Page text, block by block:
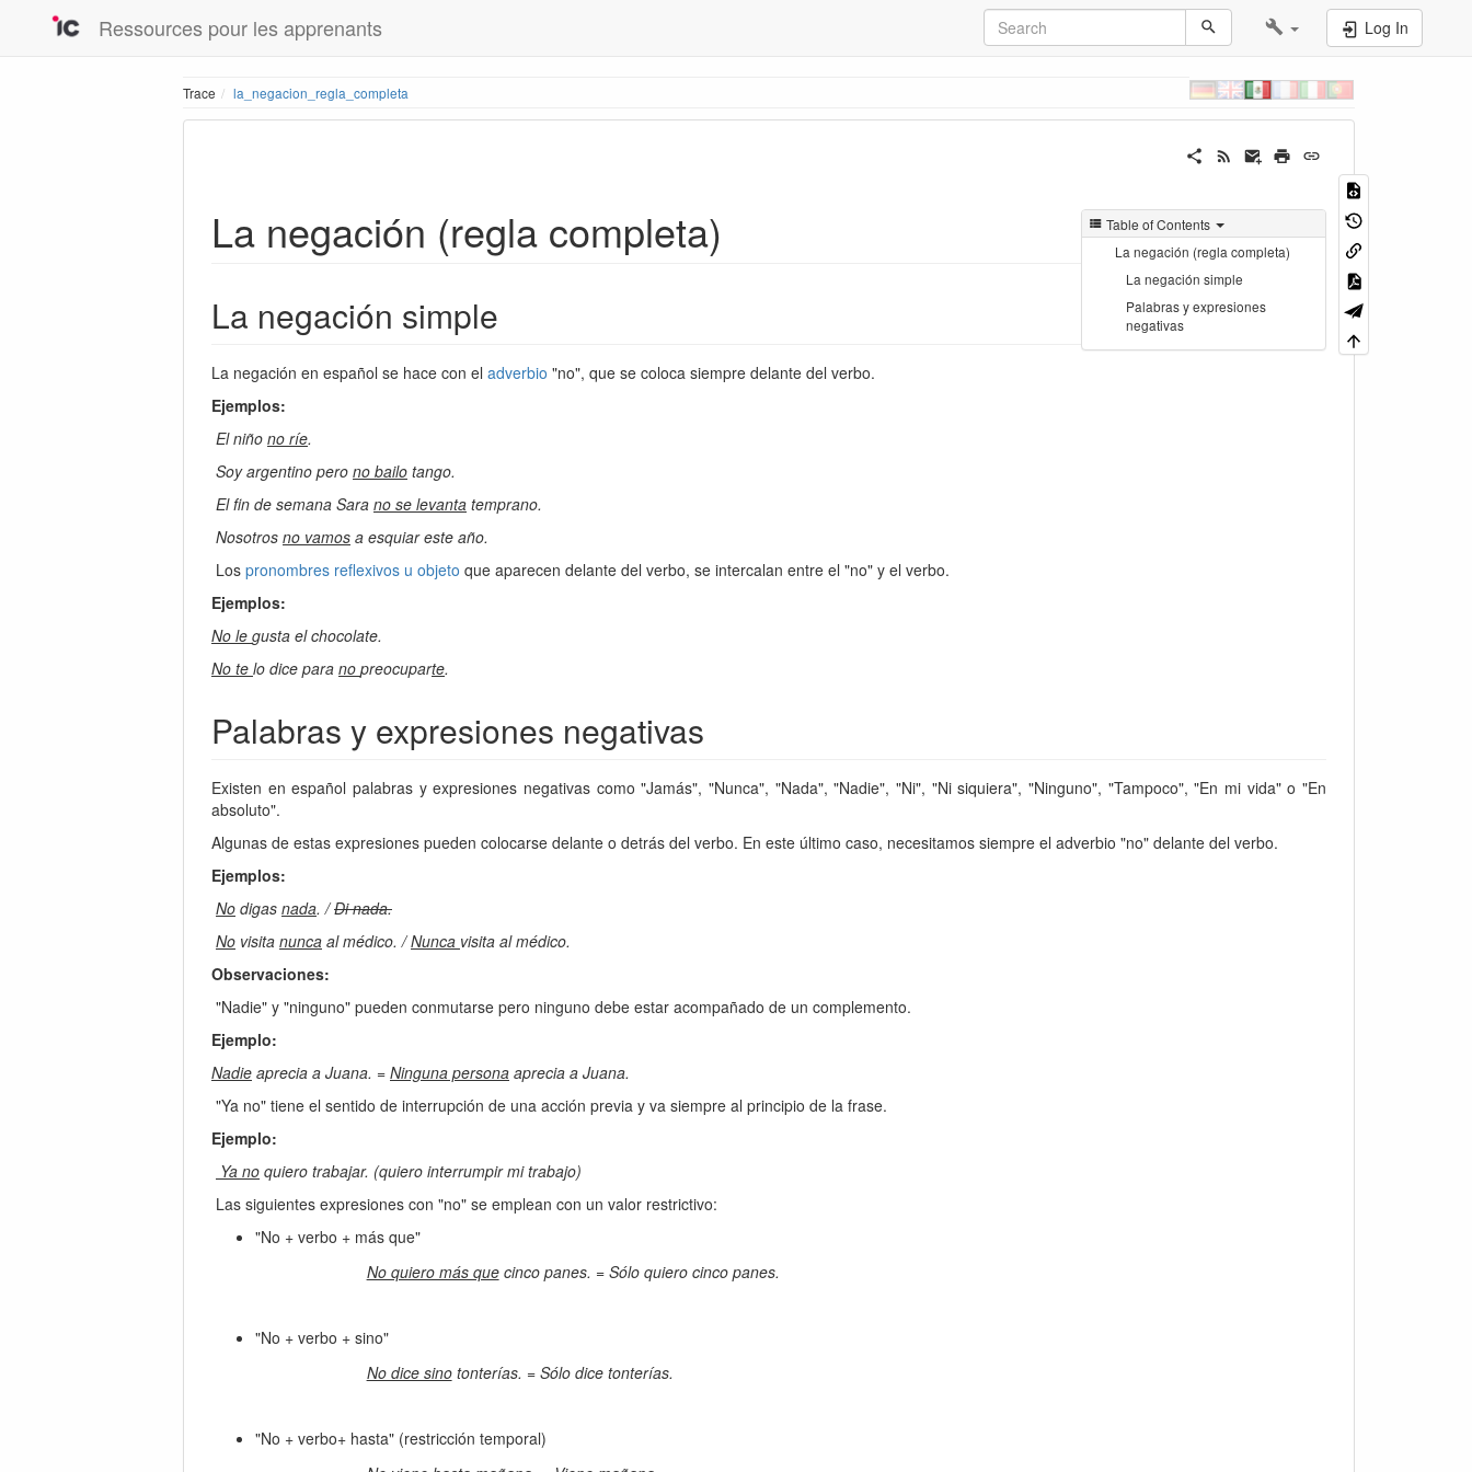
Ressources pour les apprenants Log In
Trace la_negacion_regla_completa
Table of Contents
La negación (regla completa)
La negación simple
Palabras y expresiones
negativas
La negación (regla completa)
La negación simple
La negación en español se hace con el adverbio "no", que se coloca siempre delante del verbo.
Ejemplos:
El niño no ríe.
Soy argentino pero no bailo tango.
El fin de semana Sara no se levanta temprano.
Nosotros no vamos a esquiar este año.
Los pronombres reflexivos u objeto que aparecen delante del verbo, se intercalan entre el "no" y el verbo.
Ejemplos:
No le gusta el chocolate.
No te lo dice para no preocuparte.
Palabras y expresiones negativas
Existen en español palabras y expresiones negativas como "Jamás", "Nunca", "Nada", "Nadie", "Ni", "Ni siquiera", "Ninguno", "Tampoco", "En mi vida" o "En
absoluto".
Algunas de estas expresiones pueden colocarse delante o detrás del verbo. En este último caso, necesitamos siempre el adverbio "no" delante del verbo.
Ejemplos:
No digas nada. /Di nada.
No visita nunca al médico. /Nunca visita al médico.
Observaciones:
"Nadie" y "ninguno" pueden conmutarse pero ninguno debe estar acompañado de un complemento.
Ejemplo:
Nadie aprecia a Juana. = Ninguna persona aprecia a Juana.
"Ya no" tiene el sentido de interrupción de una acción previa y va siempre al principio de la frase.
Ejemplo:
Ya no quiero trabajar. (quiero interrumpir mi trabajo)
Las siguientes expresiones con "no" se emplean con un valor restrictivo:
"No + verbo + más que"
No quiero más quecinco panes. = Sólo quiero cinco panes.
"No + verbo + sino"
No dice sinotonterías. = Sólo dice tonterías.
"No + verbo+ hasta" (restricción temporal)